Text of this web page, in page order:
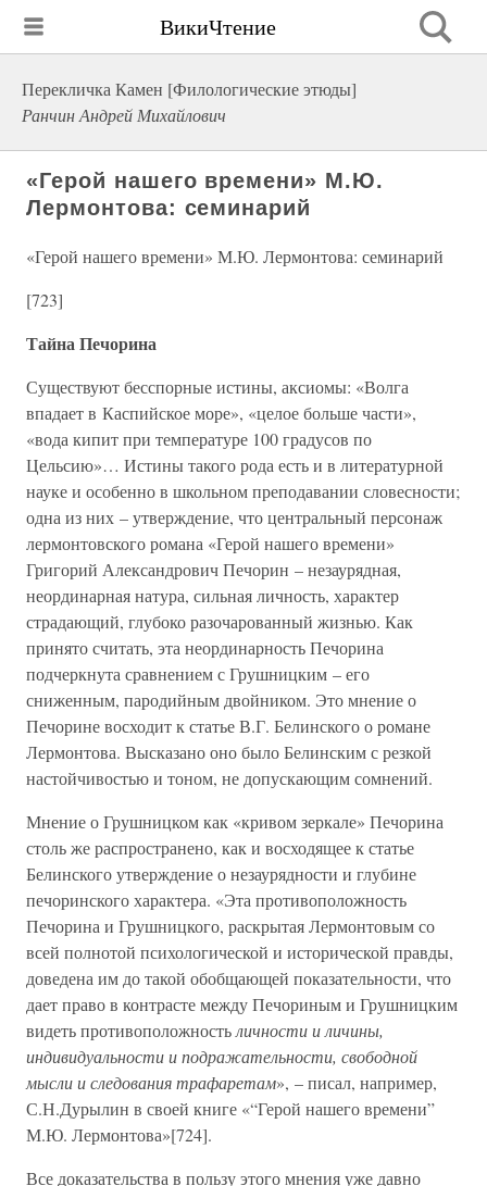
ВикиЧтение
Перекличка Камен [Филологические этюды]
Ранчин Андрей Михайлович
«Герой нашего времени» М.Ю.
Лермонтова: семинарий
«Герой нашего времени» М.Ю. Лермонтова: семинарий
[723]
Тайна Печорина
Существуют бесспорные истины, аксиомы: «Волга
впадает в Каспийское море», «целое больше части»,
«вода кипит при температуре 100 градусов по
Цельсию»… Истины такого рода есть и в литературной
науке и особенно в школьном преподавании словесности;
одна из них – утверждение, что центральный персонаж
лермонтовского романа «Герой нашего времени»
Григорий Александрович Печорин – незаурядная,
неординарная натура, сильная личность, характер
страдающий, глубоко разочарованный жизнью. Как
принято считать, эта неординарность Печорина
подчеркнута сравнением с Грушницким – его
сниженным, пародийным двойником. Это мнение о
Печорине восходит к статье В.Г. Белинского о романе
Лермонтова. Высказано оно было Белинским с резкой
настойчивостью и тоном, не допускающим сомнений.
Мнение о Грушницком как «кривом зеркале» Печорина
столь же распространено, как и восходящее к статье
Белинского утверждение о незаурядности и глубине
печоринского характера. «Эта противоположность
Печорина и Грушницкого, раскрытая Лермонтовым со
всей полнотой психологической и исторической правды,
доведена им до такой обобщающей показательности, что
дает право в контрасте между Печориным и Грушницким
видеть противоположностьличности и личины,
индивидуальности и подражательности, свободной
мысли и следования трафаретам», – писал, например,
С.Н.Дурылин в своей книге «“Герой нашего времени”
М.Ю. Лермонтова»[724].
Все доказательства в пользу этого мнения уже давно